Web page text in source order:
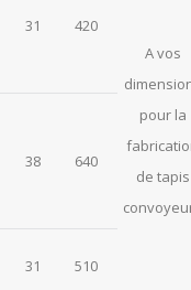
A vos
pour la
de tapis
31 420
38 640
31 510